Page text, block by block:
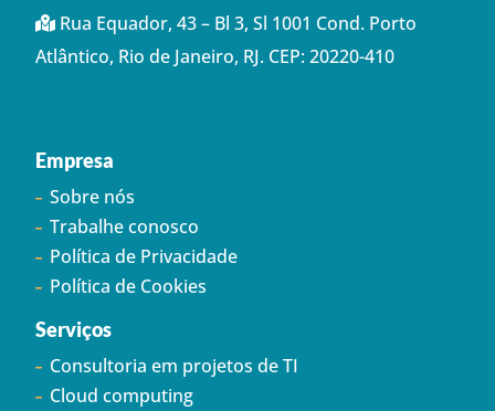
Rua Equador, 43 – Bl 3, Sl 1001 Cond. Porto
Atlântico, Rio de Janeiro, RJ. CEP: 20220-410
Empresa
Sobre nós
Trabalhe conosco
Política de Privacidade
Política de Cookies
Serviços
Consultoria em projetos de TI
Cloud computing